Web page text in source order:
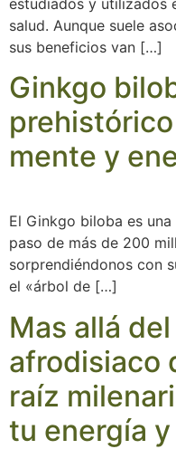
salud. Aunque suele
sus beneficios van […]
Ginkgo
mente y
El Ginkgo biloba es
paso de más de 200
sorprendiéndonos con
el «árbol de […]
Mas allá
afrodisiaco
raíz
tu energía